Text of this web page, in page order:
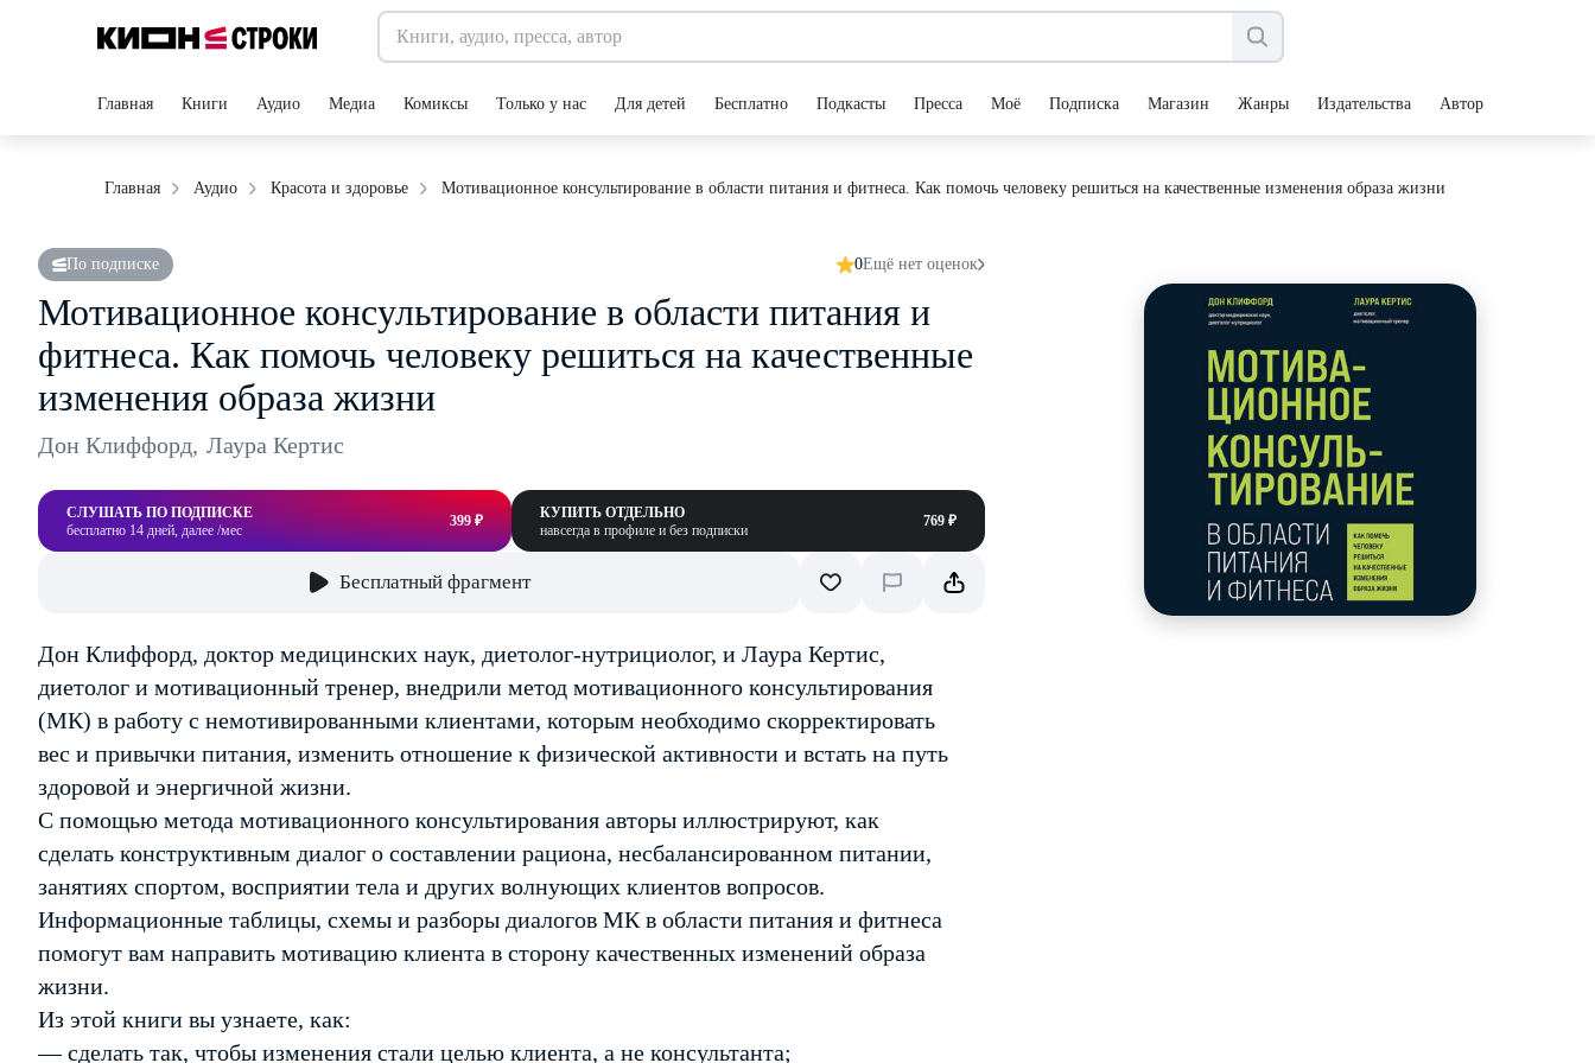
Главная Книги Аудио Медиа Комиксы Только у нас Для детей Бесплатно Подкасты Пресса Моё Подписка Магазин Жанры Издательства Авторы
Главная Аудио Красота и здоровье Мотивационное консультирование в области питания и фитнеса. Как помочь человеку решиться на качественные изменения образа жизни
По подписке 0Ещё нет оценок
Мотивационное консультирование в области питания и
фитнеса. Как помочь человеку решиться на качественные
изменения образа жизни
Дон Клиффорд, Лаура Кертис
СЛУШАТЬ ПО ПОДПИСКЕ
бесплатно 14 дней, далее /мес
399 ₽
КУПИТЬ ОТДЕЛЬНО
навсегда в профиле и без подписки
769 ₽
Бесплатный фрагмент
Дон Клиффорд, доктор медицинских наук, диетолог-нутрициолог, и Лаура Кертис,
диетолог и мотивационный тренер, внедрили метод мотивационного консультирования
(МК) в работу с немотивированными клиентами, которым необходимо скорректировать
вес и привычки питания, изменить отношение к физической активности и встать на путь
здоровой и энергичной жизни.
С помощью метода мотивационного консультирования авторы иллюстрируют, как
сделать конструктивным диалог о составлении рациона, несбалансированном питании,
занятиях спортом, восприятии тела и других волнующих клиентов вопросов.
Информационные таблицы, схемы и разборы диалогов МК в области питания и фитнеса
помогут вам направить мотивацию клиента в сторону качественных изменений образа
жизни.
Из этой книги вы узнаете, как:
— сделать так, чтобы изменения стали целью клиента, а не консультанта;